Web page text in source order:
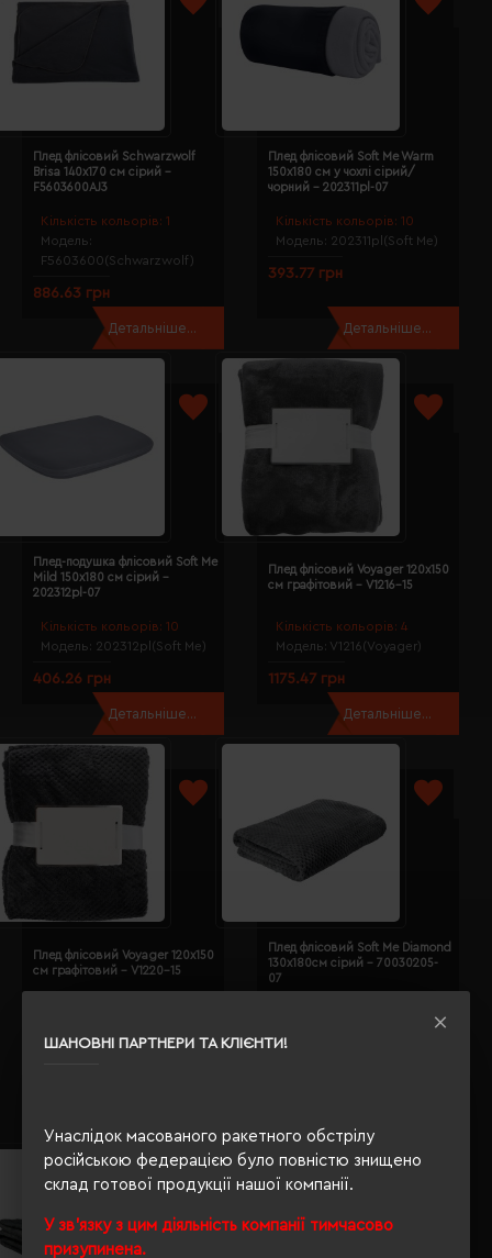
ШАНОВНІ ПАРТНЕРИ ТА КЛІЄНТИ!
Унаслідок масованого ракетного обстрілу
російською федерацією було повністю знищено
склад готової продукції нашої компанії.
У зв'язку з цим діяльність компанії тимчасово
призупинена.
Кількість кольорів: 1
Модель:
F5603600(Schwarzwolf)
Плед флісовий Schwarzwolf
Brisa 140х170 см сірий -
F5603600AJ3
886.63 грн
Детальніше...
Кількість кольорів: 10
Модель: 202311pl(Soft Me)
Плед флісовий Soft Me Warm
150х180 см у чохлі сірий/
чорний - 202311pl-07
393.77 грн
Детальніше...
Кількість кольорів: 10
Модель: 202312pl(Soft Me)
Плед-подушка флісовий Soft Me
Mild 150х180 см сірий -
202312pl-07
406.26 грн
Детальніше...
Кількість кольорів: 4
Модель: V1216(Voyager)
Плед флісовий Voyager 120х150
см графітовий - V1216-15
1175.47 грн
Детальніше...
Плед флісовий Voyager 120х150
см графітовий - V1220-15
Me)
Плед флісовий Soft Me Diamond
130х180см сірий - 70030205-
07
НОВИНКА